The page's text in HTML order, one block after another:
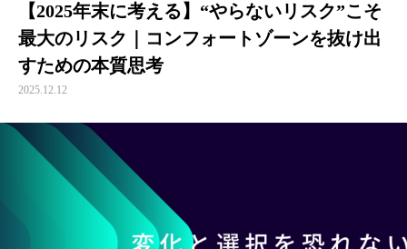
【2025年末に考える】“やらないリスク”こそ
最大のリスク｜コンフォートゾーンを抜け出
すための本質思考
2025.12.12